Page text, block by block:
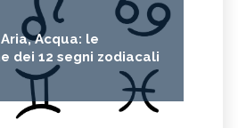
Acqua: le
dei 12 segni zodiacali